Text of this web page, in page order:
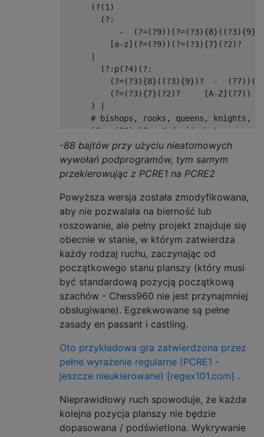
      (?(1)
(?:
-
[a-z](?=(?9))(?=(?3){7}(?2)?
(?:p(?4)(?:
(?=(?3){8}((?3){9})?  -
(?=(?3){7}(?2)?     [A-Z](?7))
      ) |
# bishops, rooks, queens, knights,
(?<e>(?6).)?   # decide between
      (?=
        (?i:
          (?|
(?(e)|(B|Q)) (?&B)
(?(e)|(R|Q)) (?&R)
(?(e)|(N  )) (?&N)  (?(e)(N
(?(e)|(K  )) (?&K)? (?(e)(K
          )
        )
      )
(?(e)(?=(?5)\g{-1})|(?!(?6)).(?4))
    )(?<m>) |
(?(+1)$)(.)  # handle the
  )+\n
)+
\n
# don't allow moving into check
(?!
  (?:
    # pawns (capture diagonally)
    (?(1)p|k)(?=(?3){7}(?2)?(?(1)K|P)) |
-88 bajtów przy użyciu nieatomowych
wywołań podprogramów, tym samym
przekierowując z PCRE1 na PCRE2
Powyższa wersja została zmodyfikowana,
aby nie pozwalała na bierność lub
roszowanie, ale pełny projekt znajduje się
obecnie w stanie, w którym zatwierdza
każdy rodzaj ruchu, zaczynając od
początkowego stanu planszy (który musi
być standardową pozycją początkową
szachów - Chess960 nie jest przynajmniej
obsługiwane). Egzekwowane są pełne
zasady en passant i castling.
Oto przykładowa gra zatwierdzona przez
pełne wyrażenie regularne (PCRE1 -
jeszcze nieukierowane) [regex101.com] .
Nieprawidłowy ruch spowoduje, że każda
kolejna pozycja planszy nie będzie
dopasowana / podświetlona. Wykrywanie